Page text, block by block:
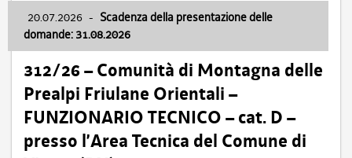
20.07.2026 - Scadenza della presentazione delle
domande: 31.08.2026
312/26 – Comunità di Montagna delle
Prealpi Friulane Orientali –
FUNZIONARIO TECNICO – cat. D –
presso l’Area Tecnica del Comune di